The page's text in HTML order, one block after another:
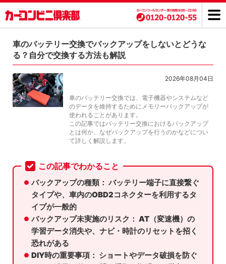
車のバッテリー交換でバックアップをしないとどうな
る？自分で交換する方法も解説
2026年08月04日
車のバッテリー交換では、電子機器やシステムなど
のデータを維持するためにメモリーバックアップが
使われることがあります。
この記事ではバッテリー交換におけるバックアップ
とは何か、なぜバックアップを行うのかなどについ
て詳しく解説します。
この記事でわかること
バックアップの種類： バッテリー端子に直接繋ぐ
タイプや、車内のOBD2コネクターを利用するタ
イプが一般的
バックアップ未実施のリスク： AT（変速機）の
学習データ消失や、ナビ・時計のリセットを招く
恐れがある
DIY時の重要事項： ショートやデータ破損を防ぐ